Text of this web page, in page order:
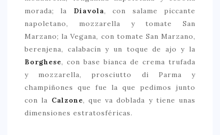
morada; la Diavola, con salame piccante
napoletano, mozzarella y tomate San
Marzano; la Vegana, con tomate San Marzano,
berenjena, calabacín y un toque de ajo y la
Borghese, con base bianca de crema trufada
y mozzarella, prosciutto di Parma y
champiñones que fue la que pedimos junto
con la Calzone, que va doblada y tiene unas
dimensiones estratosféricas.